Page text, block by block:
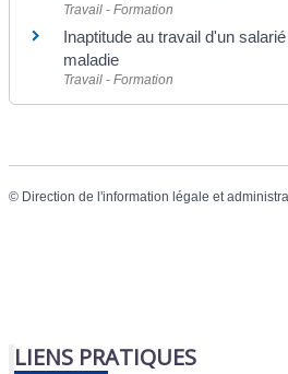
Travail - Formation
Inaptitude au travail d'un
maladie
Travail - Formation
© Direction de l'information légale et
LIENS PRATIQUES